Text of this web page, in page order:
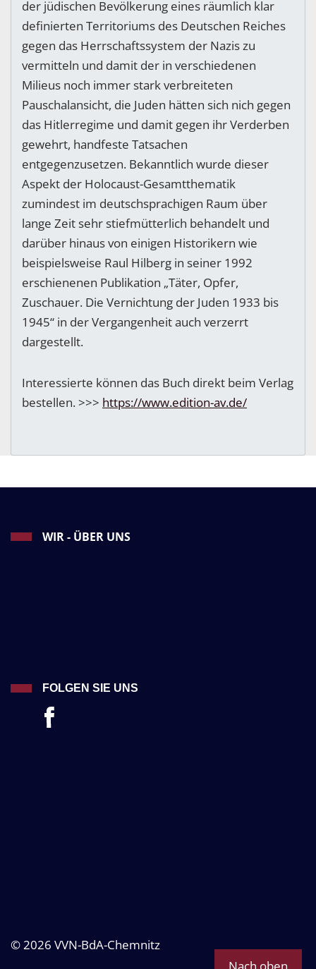
der jüdischen Bevölkerung eines räumlich klar
definierten Territoriums des Deutschen Reiches
gegen das Herrschaftssystem der Nazis zu
vermitteln und damit der in verschiedenen
Milieus noch immer stark verbreiteten
Pauschalansicht, die Juden hätten sich nich gegen
das Hitlerregime und damit gegen ihr Verderben
gewehrt, handfeste Tatsachen
entgegenzusetzen. Bekanntlich wurde dieser
Aspekt der Holocaust-Gesamtthematik
zumindest im deutschsprachigen Raum über
lange Zeit sehr stiefmütterlich behandelt und
darüber hinaus von einigen Historikern wie
beispielsweise Raul Hilberg in seiner 1992
erschienenen Publikation „Täter, Opfer,
Zuschauer. Die Vernichtung der Juden 1933 bis
1945“ in der Vergangenheit auch verzerrt
dargestellt.
Interessierte können das Buch direkt beim Verlag
bestellen. >>> https://www.edition-av.de/
WIR - ÜBER UNS
FOLGEN SIE UNS
© 2026 VVN-BdA-Chemnitz